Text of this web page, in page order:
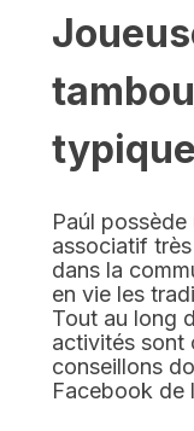
typique
Paúl
associatif
dans la
en vie les
Tout au long
activités sont
conseillons
Facebook de